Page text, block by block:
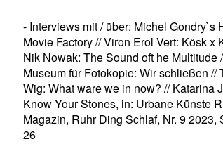
- Interviews mit / über: Michel Gondry`s
Movie Factory // Viron Erol Vert: Kösk x
Nik Nowak: The Sound oft he Multitude
Museum für Fotokopie: Wir schließen //
Wig: What ware we in now? // Katarina
Know Your Stones, in: Urbane Künste
Magazin, Ruhr Ding Schlaf, Nr. 9 2023,
26